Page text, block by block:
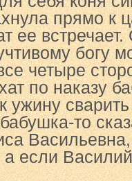
прямо к
ее
богу
четыре
по наказу
ужину
то
а если